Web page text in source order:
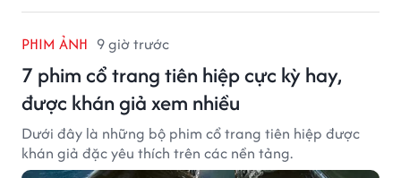
PHIM ẢNH 9 giờ trước
7 phim cổ trang tiên hiệp cực kỳ hay,
được khán giả xem nhiều
Dưới đây là những bộ phim cổ trang tiên hiệp được
khán giả đặc yêu thích trên các nền tảng.